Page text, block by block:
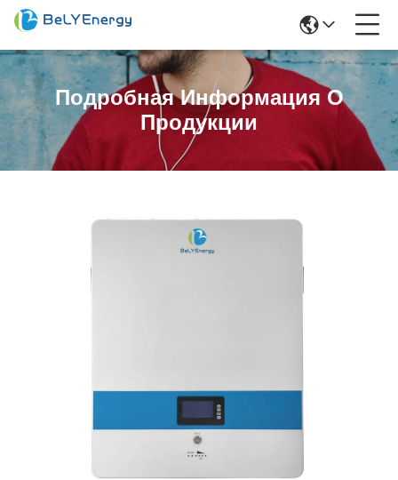
Подробная Информация О
Продукции